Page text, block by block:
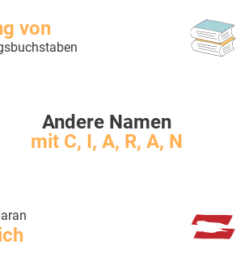
von
Andere Namen
mit C, I, A, R, A, N